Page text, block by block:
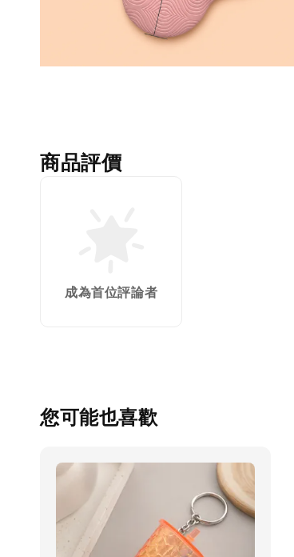
商品評價
成為首位評論者
您可能也喜歡